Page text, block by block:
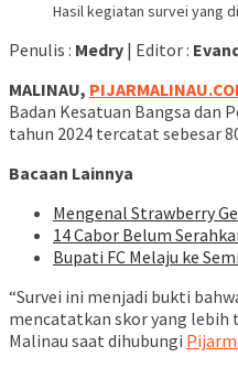
Hasil kegiatan survei yang
Penulis : Medry | Editor :
MALINAU,
Badan Kesatuan Bangsa dan
tahun 2024 tercatat sebesar
Bacaan Lainnya
Mengenal Strawberry
14 Cabor Belum
Bupati FC Melaju ke
“Survei ini menjadi bukti
mencatatkan skor yang lebih
Malinau saat dihubungi